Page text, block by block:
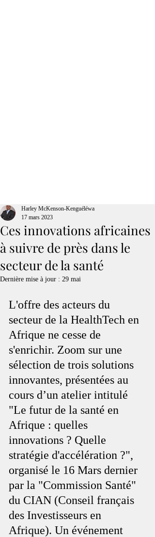
Ces innovations africaines
à suivre de près dans le
secteur de la santé
Harley McKenson-Kenguéléwa
17 mars 2023
Dernière mise à jour : 29 mai
L'offre des acteurs du
secteur de la HealthTech en
Afrique ne cesse de
s'enrichir. Zoom sur une
sélection de trois solutions
innovantes, présentées au
cours d’un atelier intitulé
"Le futur de la santé en
Afrique : quelles
innovations ? Quelle
stratégie d'accélération ?",
organisé le 16 Mars dernier
par la "Commission Santé"
du CIAN (Conseil français
des Investisseurs en
Afrique). Un événement